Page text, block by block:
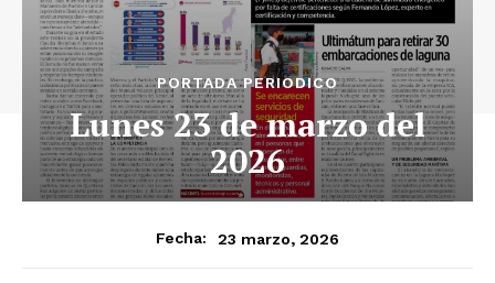
PORTADA PERIODICO
Lunes 23 de marzo del
2026
Fecha: 23 marzo, 2026